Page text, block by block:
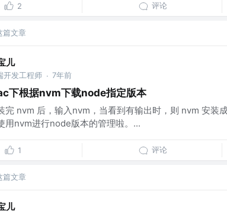
2 评论
篇文章
儿
开发工程师 · 7年前
下根据nvm下载node指定版本
完 nvm 后，输入nvm，当看到有输出时，则 nvm 安装
用nvm进行node版本的管理啦。...
1 评论
篇文章
儿